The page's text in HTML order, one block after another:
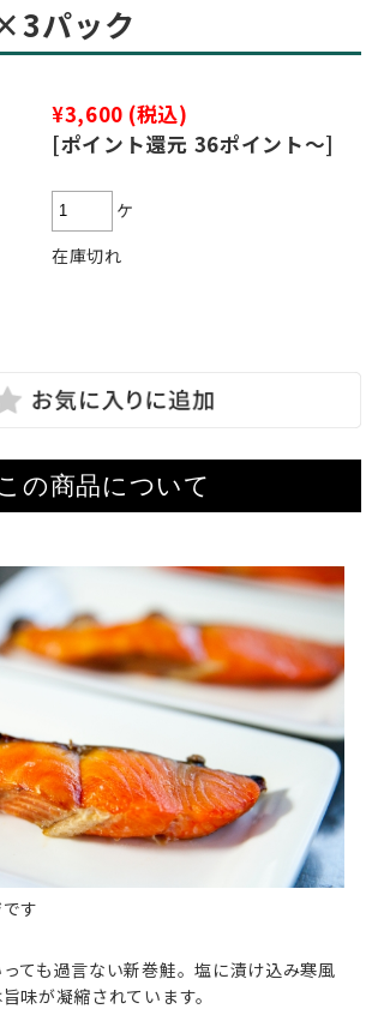
パック
¥3,600 (税込)
[ポイント還元 36ポイント～]
ケ
在庫切れ
す
ても過言ない新巻鮭。塩に漬け込み寒風
味が凝縮されています。